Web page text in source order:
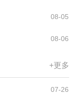
08-05
08-06
+更多
07-26